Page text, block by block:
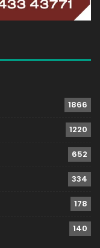
1866
1220
652
334
178
140